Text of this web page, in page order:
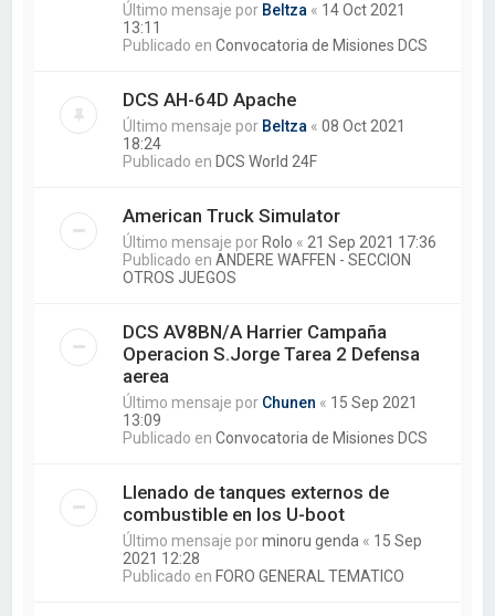
Último mensaje por Beltza « 14 Oct 2021
13:11
Publicado enConvocatoria de Misiones DCS
DCS AH-64D Apache
Último mensaje por Beltza «08 Oct 2021
18:24
Publicado en DCS World 24F
American Truck Simulator
Último mensaje por Rolo « 21 Sep 2021 17:36
Publicado enANDERE WAFFEN - SECCION
OTROS JUEGOS
DCS AV8BN/A Harrier Campaña
Operacion S.Jorge Tarea 2 Defensa
aerea
Último mensaje por Chunen « 15 Sep 2021
13:09
Publicado enConvocatoria de Misiones DCS
Llenado de tanques externos de
combustible en los U-boot
Último mensaje porminoru genda « 15 Sep
2021 12:28
Publicado en FORO GENERAL TEMATICO